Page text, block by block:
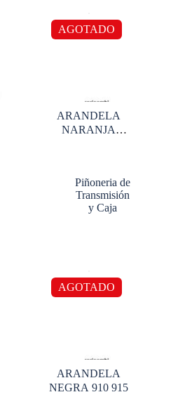
AGOTADO
ARANDELA
NARANJA
14715
Piñoneria de
Transmisión
y Caja
AGOTADO
ARANDELA
NEGRA 910 915